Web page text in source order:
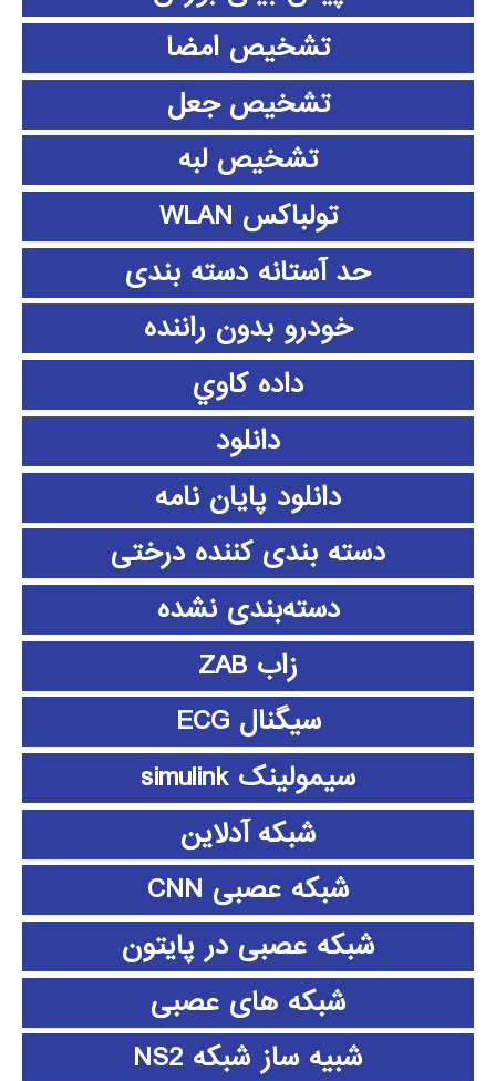
تشخیص امضا
تشخیص جعل
تشخیص لبه
تولباکس WLAN
حد آستانه دسته بندی
خودرو بدون راننده
داده كاوي
دانلود
دانلود پايان نامه
دسته بندی کننده درختی
دسته‌بندی نشده
زاب ZAB
سیگنال ECG
سیمولینک simulink
شبکه آدلاین
شبکه عصبی CNN
شبکه عصبی در پایتون
شبکه های عصبی
شبیه ساز شبکه NS2